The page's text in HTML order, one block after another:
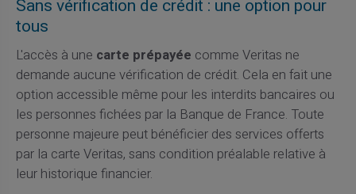
Sans vérification de crédit : une option pour
tous
L'accès à une carte prépayée comme Veritas ne
demande aucune vérification de crédit. Cela en fait une
option accessible même pour les interdits bancaires ou
les personnes fichées par la Banque de France. Toute
personne majeure peut bénéficier des services offerts
par la carte Veritas, sans condition préalable relative à
leur historique financier.